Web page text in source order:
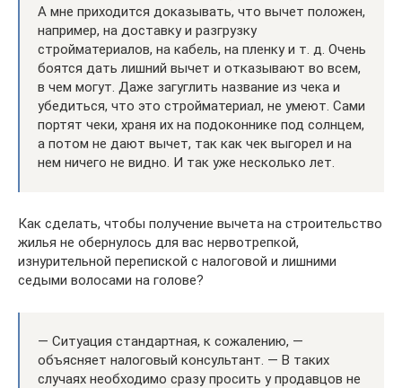
А мне приходится доказывать, что вычет положен,
например, на доставку и разгрузку
стройматериалов, на кабель, на пленку и т. д. Очень
боятся дать лишний вычет и отказывают во всем,
в чем могут. Даже загуглить название из чека и
убедиться, что это стройматериал, не умеют. Сами
портят чеки, храня их на подоконнике под солнцем,
а потом не дают вычет, так как чек выгорел и на
нем ничего не видно. И так уже несколько лет.
Как сделать, чтобы получение вычета на строительство
жилья не обернулось для вас нервотрепкой,
изнурительной перепиской с налоговой и лишними
седыми волосами на голове?
— Ситуация стандартная, к сожалению, —
объясняет налоговый консультант. — В таких
случаях необходимо сразу просить у продавцов не